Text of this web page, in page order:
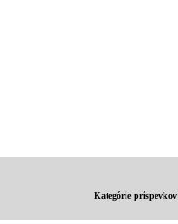
Kategórie